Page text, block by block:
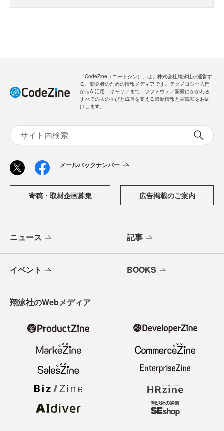
「CodeZine（コードジン）」は、株式会社翔泳社が運営す
る、開発者のための情報メディアです。テクノロジー入門
からAI活用、キャリアまで、ソフトウェア開発にかかわる
すべての人の学びと成長を支える最新情報と実践知をお届
けします。
メールバックナンバー
寄稿・取材企画募集 広告掲載のご案内
ニュース 記事
イベント BOOKS
翔泳社のWebメディア